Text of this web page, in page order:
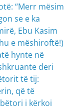
“Merr mësim
se e ka
Ebu Kasim
e mëshiroftë!)
hynte në
deri
të tij:
që të
i kërkoi